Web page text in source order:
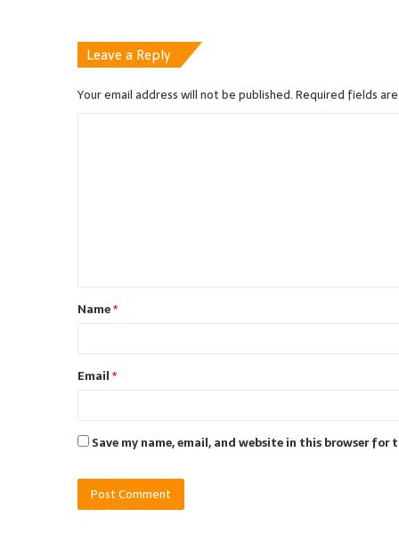
Leave a Reply
Your email address will not be published.Required fields
t
*Name*
Email*
Save my name, email, and website in this browser